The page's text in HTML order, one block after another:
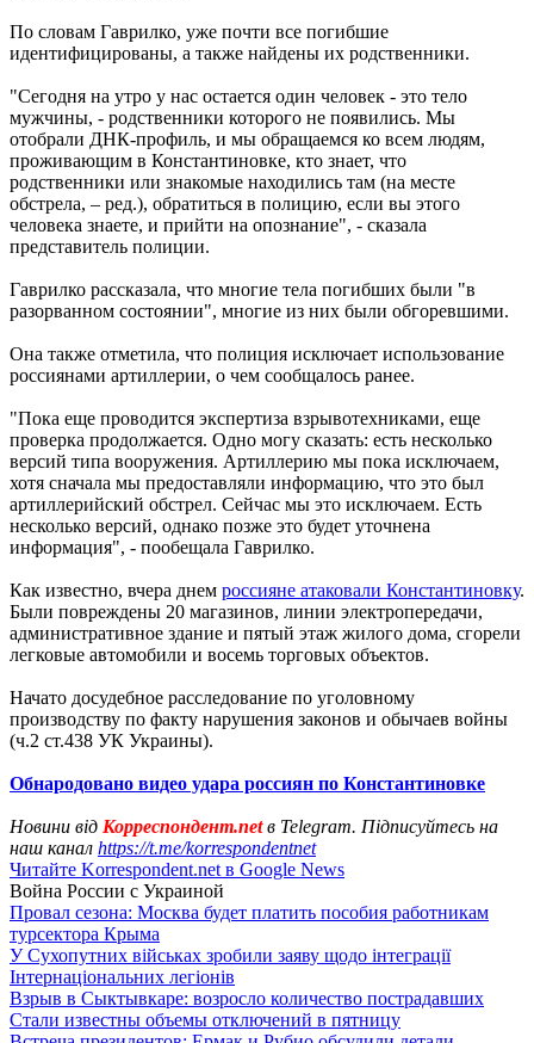
По словам Гаврилко, уже почти все погибшие
идентифицированы, а также найдены их родственники.
"Сегодня на утро у нас остается один человек - это тело
мужчины, - родственники которого не появились. Мы
отобрали ДНК-профиль, и мы обращаемся ко всем людям,
проживающим в Константиновке, кто знает, что
родственники или знакомые находились там (на месте
обстрела, – ред.), обратиться в полицию, если вы этого
человека знаете, и прийти на опознание", - сказала
представитель полиции.
Гаврилко рассказала, что многие тела погибших были "в
разорванном состоянии", многие из них были обгоревшими.
Она также отметила, что полиция исключает использование
россиянами артиллерии, о чем сообщалось ранее.
"Пока еще проводится экспертиза взрывотехниками, еще
проверка продолжается. Одно могу сказать: есть несколько
версий типа вооружения. Артиллерию мы пока исключаем,
хотя сначала мы предоставляли информацию, что это был
артиллерийский обстрел. Сейчас мы это исключаем. Есть
несколько версий, однако позже это будет уточнена
информация", - пообещала Гаврилко.
Как известно, вчера днем россияне атаковали Константиновку.
Были повреждены 20 магазинов, линии электропередачи,
административное здание и пятый этаж жилого дома, сгорели
легковые автомобили и восемь торговых объектов.
Начато досудебное расследование по уголовному
производству по факту нарушения законов и обычаев войны
(ч.2 ст.438 УК Украины).
Обнародовано видео удара россиян по Константиновке
Новини від Корреспондент.netв Telegram. Підписуйтесь на
наш канал https://t.me/korrespondentnet
Читайте Korrespondent.net в Google News
Война России с Украиной
Провал сезона: Москва будет платить пособия работникам
турсектора Крыма
У Сухопутних військах зробили заяву щодо інтеграції
Інтернаціональних легіонів
Взрыв в Сыктывкаре: возросло количество пострадавших
Стали известны объемы отключений в пятницу